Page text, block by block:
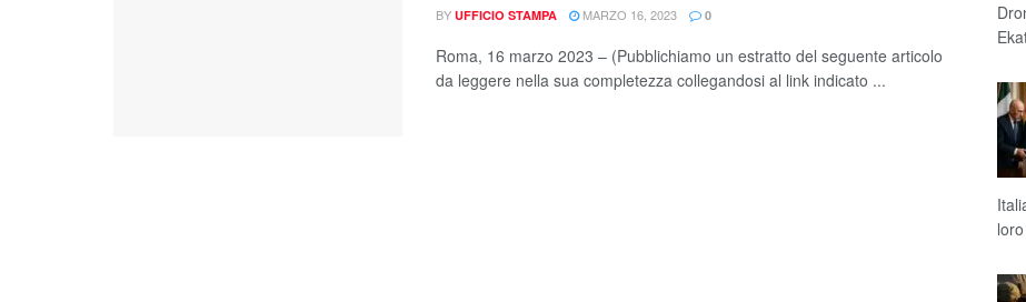
BY UFFICIO STAMPA MARZO 16, 2023 0
Roma, 16 marzo 2023 – (Pubblichiamo un estratto del seguente articolo
da leggere nella sua completezza collegandosi al link indicato ...